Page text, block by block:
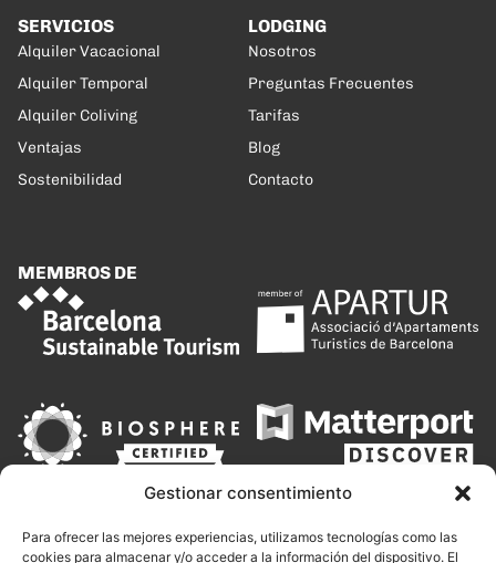
Gestionar consentimiento
Para ofrecer las mejores experiencias, utilizamos tecnologías como las
cookies para almacenar y/o acceder a la información del dispositivo. El
SERVICIOS
Alquiler Vacacional
Alquiler Temporal
Alquiler Coliving
Ventajas
Sostenibilidad
LODGING
Nosotros
Preguntas Frecuentes
Tarifas
Blog
Contacto
MEMBROS DE